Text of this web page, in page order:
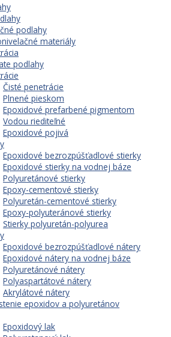
podlahy
materiály
podlahy
Čisté penetrácie
Plnené pieskom
Epoxidové prefarbené pigmentom
Vodou riediteľné
Epoxidové pojivá
Epoxidové bezrozpúšťadlové stierky
Epoxidové stierky na vodnej báze
Polyuretánové stierky
Epoxy-cementové stierky
Polyuretán-cementové stierky
Epoxy-polyuteránové stierky
Stierky polyuretán-polyurea
Epoxidové bezrozpúšťadlové nátery
Epoxidové nátery na vodnej báze
Polyuretánové nátery
Polyaspartátové nátery
Akrylátové nátery
epoxidov a polyuretánov
Epoxidový lak